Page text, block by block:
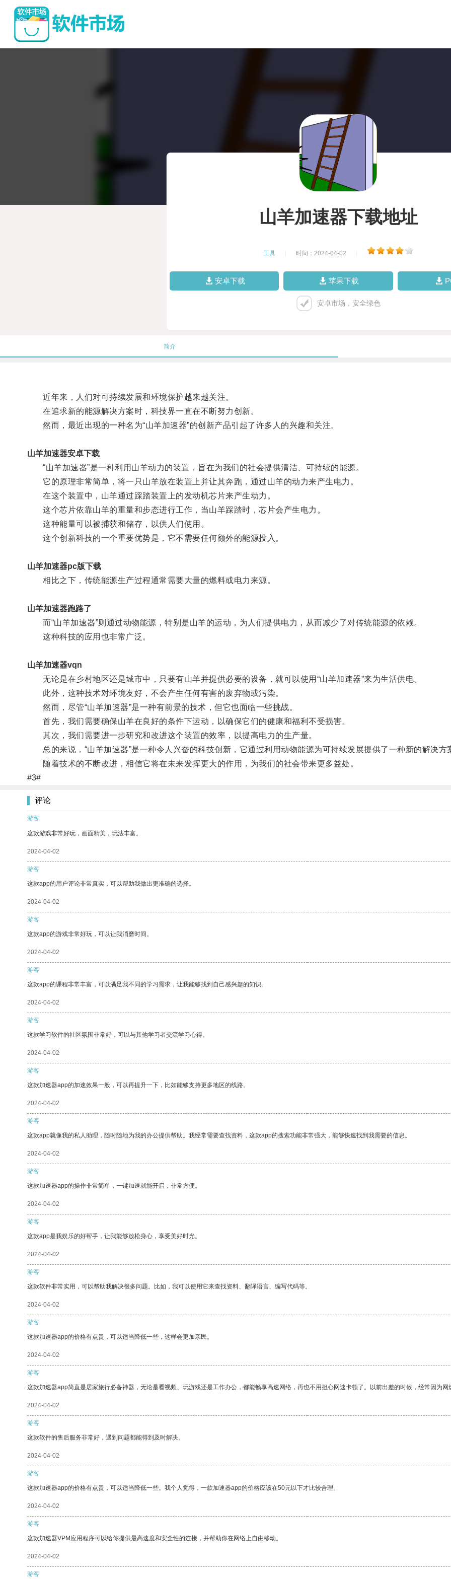
山羊加速器下载地址
工具 时间：2024-04-02
安卓下载 苹果下载
安卓市场，安全绿色
简介
近年来，人们对可持续发展和环境保护越来越关注。
在追求新的能源解决方案时，科技界一直在不断努力创新。
然而，最近出现的一种名为“山羊加速器”的创新产品引起了许多人的兴趣和关注。
山羊加速器安卓下载
“山羊加速器”是一种利用山羊动力的装置，旨在为我们的社会提供清洁、可持续的能源。
它的原理非常简单，将一只山羊放在装置上并让其奔跑，通过山羊的动力来产生电力。
在这个装置中，山羊通过踩踏装置上的发动机芯片来产生动力。
这个芯片依靠山羊的重量和步态进行工作，当山羊踩踏时，芯片会产生电力。
这种能量可以被捕获和储存，以供人们使用。
这个创新科技的一个重要优势是，它不需要任何额外的能源投入。
山羊加速器pc版下载
相比之下，传统能源生产过程通常需要大量的燃料或电力来源。
山羊加速器跑路了
而“山羊加速器”则通过动物能源，特别是山羊的运动，为人们提供电力，从而减少了对传统能源的依赖。
这种科技的应用也非常广泛。
山羊加速器vqn
无论是在乡村地区还是城市中，只要有山羊并提供必要的设备，就可以使用“山羊加速器”来为生活供电。
此外，这种技术对环境友好，不会产生任何有害的废弃物或污染。
然而，尽管“山羊加速器”是一种有前景的技术，但它也面临一些挑战。
首先，我们需要确保山羊在良好的条件下运动，以确保它们的健康和福利不受损害。
其次，我们需要进一步研究和改进这个装置的效率，以提高电力的生产量。
总的来说，“山羊加速器”是一种令人兴奋的科技创新，它通过利用动物能源为可持续发展提供了一种新的解决方
随着技术的不断改进，相信它将在未来发挥更大的作用，为我们的社会带来更多益处。
#3#
评论
游客
这款游戏非常好玩，画面精美，玩法丰富。
2024-04-02
游客
这款app的用户评论非常真实，可以帮助我做出更准确的选择。
2024-04-02
游客
这款app的游戏非常好玩，可以让我消磨时间。
2024-04-02
游客
这款app的课程非常丰富，可以满足我不同的学习需求，让我能够找到自己感兴趣的知识。
2024-04-02
游客
这款学习软件的社区氛围非常好，可以与其他学习者交流学习心得。
2024-04-02
游客
这款加速器app的加速效果一般，可以再提升一下，比如能够支持更多地区的线路。
2024-04-02
游客
这款app就像我的私人助理，随时随地为我的办公提供帮助。我经常需要查找资料，这款app的搜索功能非常强大，能够快速找到我需要的信息。
2024-04-02
游客
这款加速器app的操作非常简单，一键加速就能开启，非常方便。
2024-04-02
游客
这款app是我娱乐的好帮手，让我能够放松身心，享受美好时光。
2024-04-02
游客
这款软件非常实用，可以帮助我解决很多问题。比如，我可以使用它来查找资料、翻译语言、编写代码等。
2024-04-02
游客
这款加速器app的价格有点贵，可以适当降低一些，这样会更加亲民。
2024-04-02
游客
这款加速器app简直是居家旅行必备神器，无论是看视频、玩游戏还是工作办公，都能畅享高速网络，再也不用担心网速卡顿了。以前出差的时候，经常因为
2024-04-02
游客
这款软件的售后服务非常好，遇到问题都能得到及时解决。
2024-04-02
游客
这款加速器app的价格有点贵，可以适当降低一些。我个人觉得，一款加速器app的价格应该在50元以下才比较合理。
2024-04-02
游客
这款加速器VPM应用程序可以给你提供最高速度和安全性的连接，并帮助你在网络上自由移动。
2024-04-02
游客